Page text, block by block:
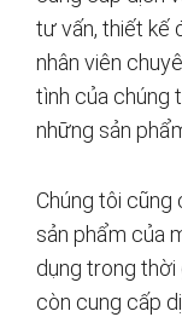
tư vấn, thiết kế
nhân viên
tình của chúng
những sản
Chúng tôi cũng
sản phẩm của
dụng trong thời
còn cung cấp